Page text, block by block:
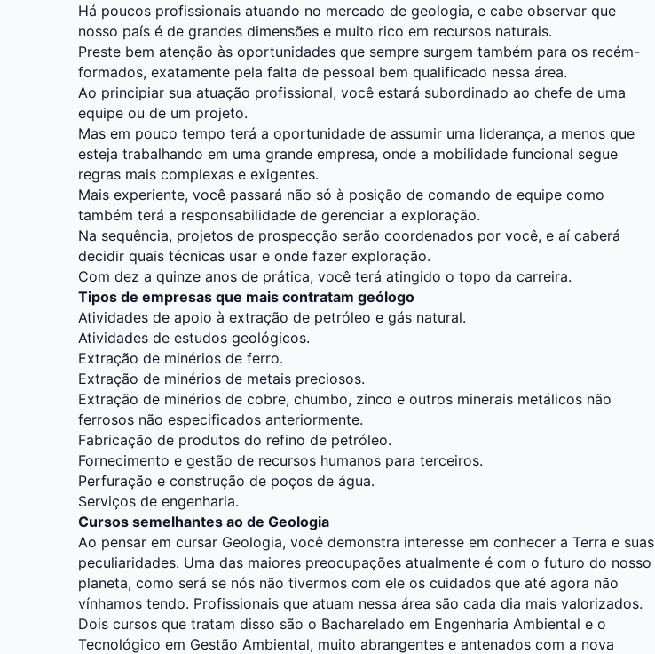
Há poucos profissionais atuando no mercado de geologia, e cabe observar que
nosso país é de grandes dimensões e muito rico em recursos naturais.
Preste bem atenção às oportunidades que sempre surgem também para os recém-
formados, exatamente pela falta de pessoal bem qualificado nessa área.
Ao principiar sua atuação profissional, você estará subordinado ao chefe de uma
equipe ou de um projeto.
Mas em pouco tempo terá a oportunidade de assumir uma liderança, a menos que
esteja trabalhando em uma grande empresa, onde a mobilidade funcional segue
regras mais complexas e exigentes.
Mais experiente, você passará não só à posição de comando de equipe como
também terá a responsabilidade de gerenciar a exploração.
Na sequência, projetos de prospecção serão coordenados por você, e aí caberá
decidir quais técnicas usar e onde fazer exploração.
Com dez a quinze anos de prática, você terá atingido o topo da carreira.
Tipos de empresas que mais contratam geólogo
Atividades de apoio à extração de petróleo e gás natural.
Atividades de estudos geológicos.
Extração de minérios de ferro.
Extração de minérios de metais preciosos.
Extração de minérios de cobre, chumbo, zinco e outros minerais metálicos não
ferrosos não especificados anteriormente.
Fabricação de produtos do refino de petróleo.
Fornecimento e gestão de recursos humanos para terceiros.
Perfuração e construção de poços de água.
Serviços de engenharia.
Cursos semelhantes ao de Geologia
Ao pensar em cursar Geologia, você demonstra interesse em conhecer a Terra e suas
peculiaridades. Uma das maiores preocupações atualmente é com o futuro do nosso
planeta, como será se nós não tivermos com ele os cuidados que até agora não
vínhamos tendo. Profissionais que atuam nessa área são cada dia mais valorizados.
Dois cursos que tratam disso são o Bacharelado em Engenharia Ambiental e o
Tecnológico em Gestão Ambiental, muito abrangentes e antenados com a nova